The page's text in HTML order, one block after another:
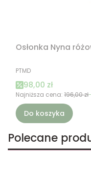
Osłonka Nyna
PRODUCENT
PTMD
Cena promocyjna
98,00 zł
Najniższa cena: 196,00 zł
Do koszyka
Polecane